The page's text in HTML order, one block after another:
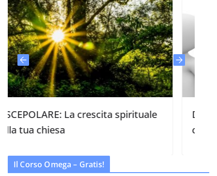
La crescita spirituale
chiesa
Digli
Il Corso Omega – Gratis!